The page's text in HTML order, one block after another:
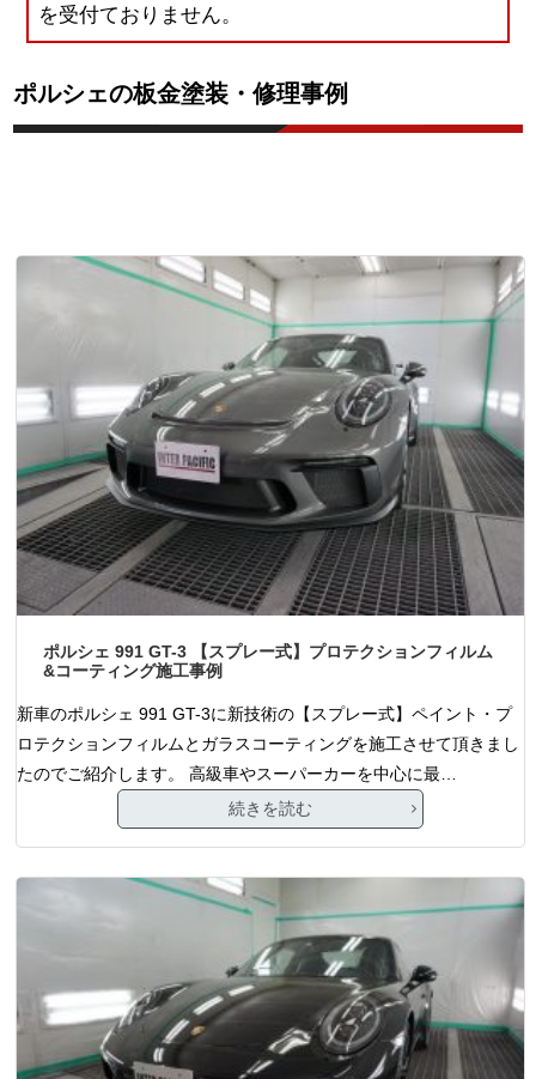
を受付ておりません。
ポルシェの板金塗装・修理事例
ポルシェ 991 GT-3 【スプレー式】プロテクションフィルム
&コーティング施工事例
新車のポルシェ 991 GT-3に新技術の【スプレー式】ペイント・プ
ロテクションフィルムとガラスコーティングを施工させて頂きまし
たのでご紹介します。 高級車やスーパーカーを中心に最…
続きを読む